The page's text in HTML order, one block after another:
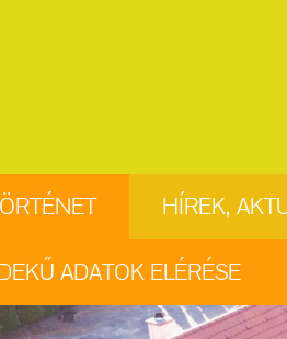
HÍREK,
ADATOK ELÉRÉSE